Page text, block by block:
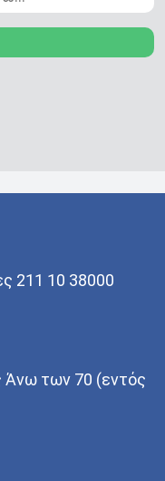
211 10 38000
Άνω των 70 (εντός